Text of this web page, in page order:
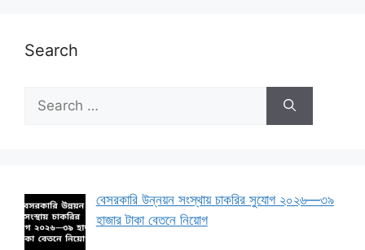
Search
for:
বেসরকারি উন্নয়ন সংস্থায় চাকরির সুযোগ ২০২৬—৩৯
হাজার টাকা বেতনে নিয়োগ